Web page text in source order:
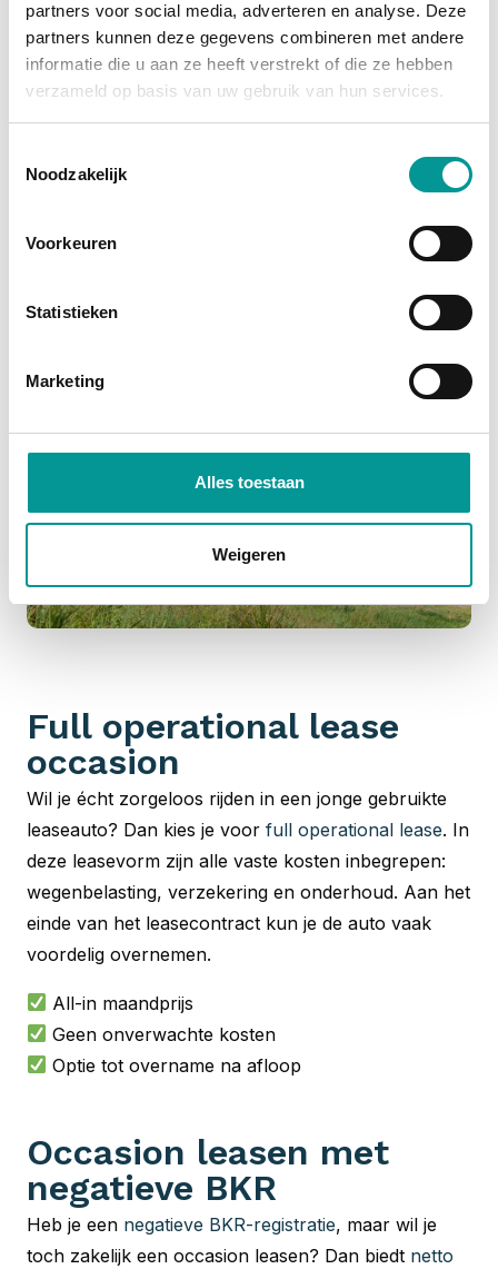
partners voor social media, adverteren en analyse. Deze
partners kunnen deze gegevens combineren met andere
informatie die u aan ze heeft verstrekt of die ze hebben
verzameld op basis van uw gebruik van hun services.
Noodzakelijk
Voorkeuren
Statistieken
Marketing
Alles toestaan
Weigeren
grootste afschrijving is al gedaan, en je profiteert
van
fiscale voordelenzoals investeringsaftrek en
btw-teruggave (bij een btw-auto). Je wordt namelijk
vrij houdt voor andere investeringen.
Full operational lease
occasion
Wil je écht zorgeloos rijden in een jonge gebruikte
leaseauto? Dan kies je voor full operational lease. In
deze leasevorm zijn alle vaste kosten inbegrepen:
wegenbelasting, verzekering en onderhoud. Aan het
einde van het leasecontract kun je de auto vaak
voordelig overnemen.
All-in maandprijs
Geen onverwachte kosten
Optie tot overname na afloop
Occasion leasen met
negatieve BKR
Heb je een negatieve BKR-registratie, maar wil je
toch zakelijk een occasion leasen? Dan biedt netto